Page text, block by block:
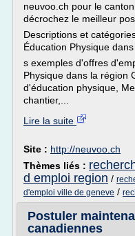
neuvoo.ch pour le
décrochez le meilleur
Descriptions et
Éducation Physique
s exemples d'offres
Physique dans la région
d'éducation physique,
chantier,...
Lire la suite
Site : http://neuvoo.ch
Thèmes liés :
d emploi region /
d'emploi ville de geneve /
Postuler
canadiennes